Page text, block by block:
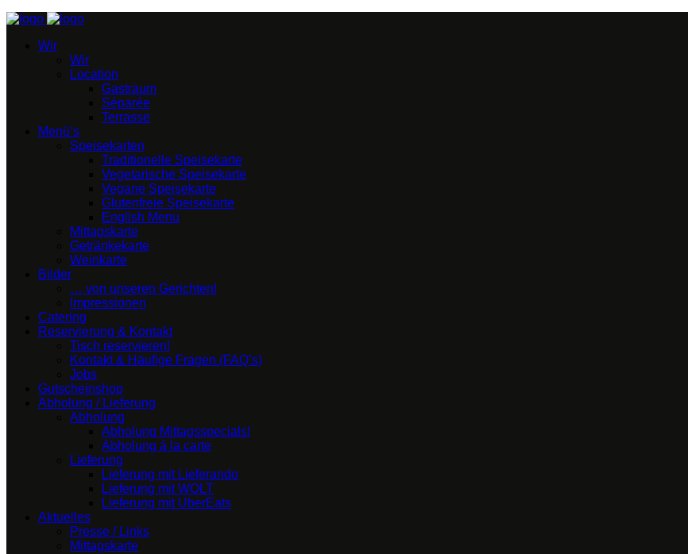
Wir
Wir
Location
Gastraum
Séparée
Terrasse
Menü’s
Speisekarten
Traditionelle Speisekarte
Vegetarische Speisekarte
Vegane Speisekarte
Glutenfreie Speisekarte
English Menu
Mittagskarte
Getränkekarte
Weinkarte
Bilder
… von unseren Gerichten!
Impressionen
Catering
Reservierung & Kontakt
Tisch reservieren!
Kontakt & Häufige Fragen (FAQ’s)
Jobs
Gutscheinshop
Abholung / Lieferung
Abholung
Abholung Mittagsspecials!
Abholung á la carte
Lieferung
Lieferung mit Lieferando
Lieferung mit WOLT
Lieferung mit UberEats
Aktuelles
Presse / Links
Mittagskarte